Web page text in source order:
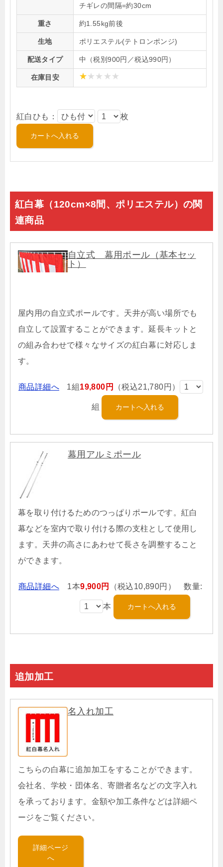
チギレの間隔=約30cm
重さ 約1.55kg前後
生地 ポリエステル(テトロンポンジ)
配送タイプ 中（税別900円／税込990円）
在庫目安
紅白ひも： 枚
紅白幕（120cm×8間、ポリエステル）の関
連商品
自立式 幕用ポール（基本セッ
ト）
屋内用の自立式ポールです。天井が高い場所でも
自立して設置することができます。延長キットと
の組み合わせで様々なサイズの紅白幕に対応しま
す。
商品詳細へ 1組 19,800円 （税込21,780円）
組
幕用アルミポール
幕を取り付けるためのつっぱりポールです。紅白
幕などを室内で取り付ける際の支柱として使用し
ます。天井の高さにあわせて長さを調整すること
ができます。
商品詳細へ 1本9,900円 （税込10,890円） 数量:
本
追加加工
名入れ加工
こちらの白幕に追加加工をすることができます。
会社名、学校・団体名、寄贈者名などの文字入れ
を承っております。金額や加工条件などは詳細ペ
ージをご覧ください。
詳細ページ
へ